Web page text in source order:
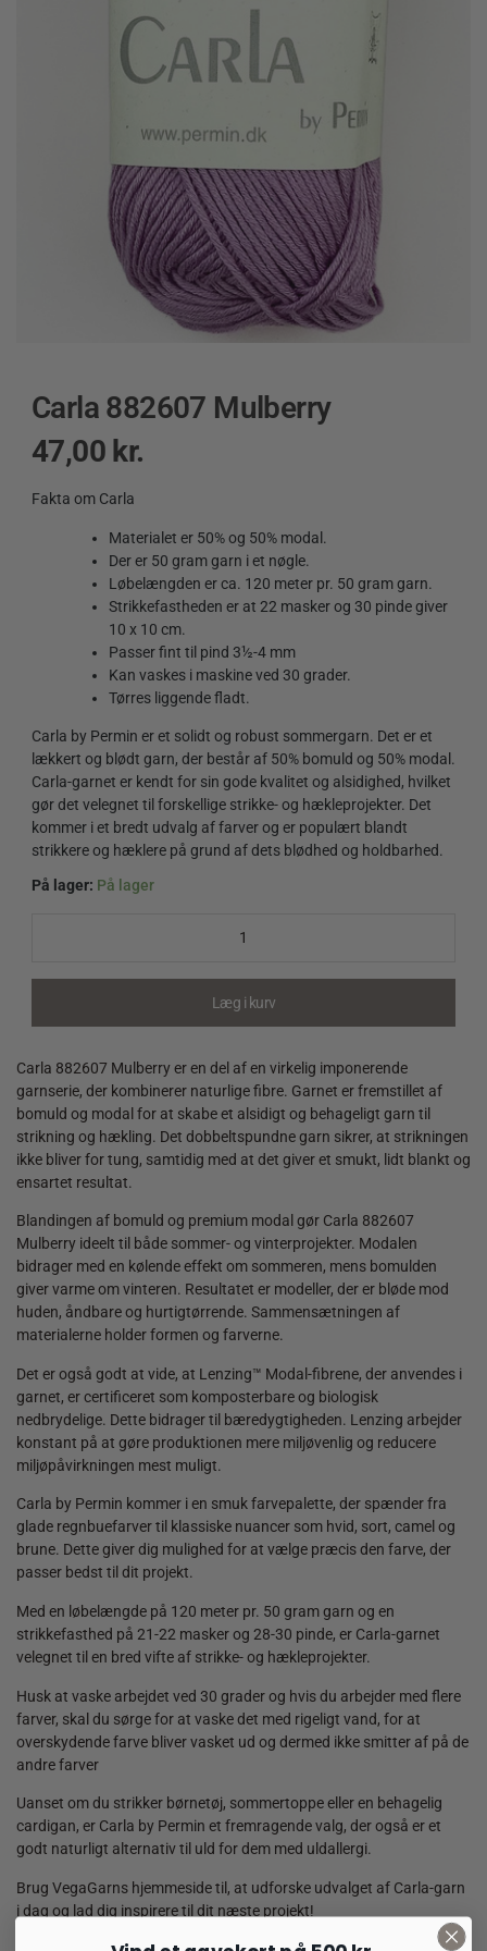
Carla 882607 Mulberry
47,00 kr.
Fakta om Carla
Materialet er 50% og 50% modal.
Der er 50 gram garn i et nøgle.
Løbelængden er ca. 120 meter pr. 50 gram garn.
Strikkefastheden er at 22 masker og 30 pinde giver
10 x 10 cm.
Passer fint til pind 3½-4 mm
Kan vaskes i maskine ved 30 grader.
Tørres liggende fladt.
Carla by Permin er et solidt og robust sommergarn. Det er et
lækkert og blødt garn, der består af 50% bomuld og 50% modal.
Carla-garnet er kendt for sin gode kvalitet og alsidighed, hvilket
gør det velegnet til forskellige strikke- og hækleprojekter. Det
kommer i et bredt udvalg af farver og er populært blandt
strikkere og hæklere på grund af dets blødhed og holdbarhed.
På lager: På lager
Læg i kurv
Carla 882607 Mulberry er en del af en virkelig imponerende
garnserie, der kombinerer naturlige fibre. Garnet er fremstillet af
bomuld og modal for at skabe et alsidigt og behageligt garn til
strikning og hækling. Det dobbeltspundne garn sikrer, at strikningen
ikke bliver for tung, samtidig med at det giver et smukt, lidt blankt og
ensartet resultat.
Blandingen af bomuld og premium modal gør Carla 882607
Mulberry ideelt til både sommer- og vinterprojekter. Modalen
bidrager med en kølende effekt om sommeren, mens bomulden
giver varme om vinteren. Resultatet er modeller, der er bløde mod
huden, åndbare og hurtigtørrende. Sammensætningen af
materialerne holder formen og farverne.
Det er også godt at vide, at Lenzing™ Modal-fibrene, der anvendes i
garnet, er certificeret som komposterbare og biologisk
nedbrydelige. Dette bidrager til bæredygtigheden. Lenzing arbejder
konstant på at gøre produktionen mere miljøvenlig og reducere
miljøpåvirkningen mest muligt.
Carla by Permin kommer i en smuk farvepalette, der spænder fra
glade regnbuefarver til klassiske nuancer som hvid, sort, camel og
brune. Dette giver dig mulighed for at vælge præcis den farve, der
passer bedst til dit projekt.
Med en løbelængde på 120 meter pr. 50 gram garn og en
strikkefasthed på 21-22 masker og 28-30 pinde, er Carla-garnet
velegnet til en bred vifte af strikke- og hækleprojekter.
Husk at vaske arbejdet ved 30 grader og hvis du arbejder med flere
farver, skal du sørge for at vaske det med rigeligt vand, for at
overskydende farve bliver vasket ud og dermed ikke smitter af på de
andre farver
Uanset om du strikker børnetøj, sommertoppe eller en behagelig
cardigan, er Carla by Permin et fremragende valg, der også er et
godt naturligt alternativ til uld for dem med uldallergi.
Brug VegaGarns hjemmeside til, at udforske udvalget af Carla-garn
i dag og lad dig inspirere til dit næste projekt!